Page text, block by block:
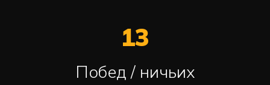
13
Побед / ничьих